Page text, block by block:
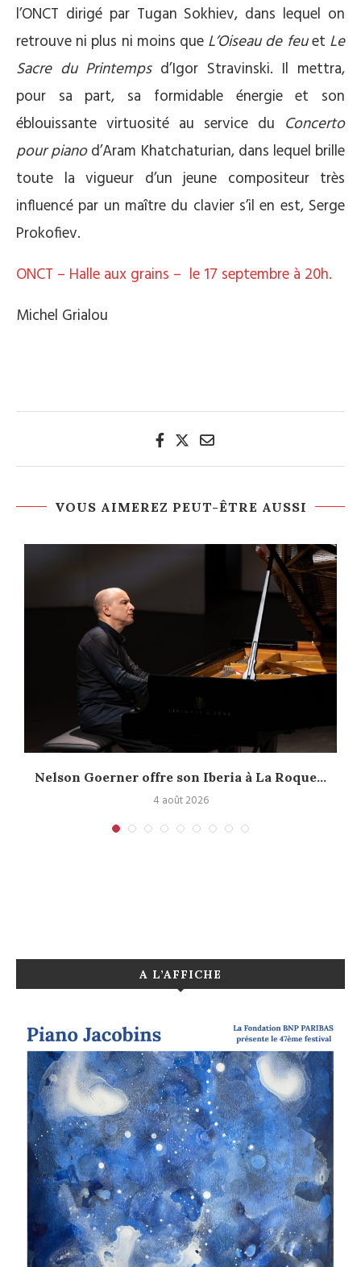
l’ONCT dirigé par Tugan Sokhiev, dans lequel on
retrouve ni plus ni moins que L’Oiseau de feuet Le
Sacre du Printempsd’Igor Stravinski. Il mettra,
pour sa part, sa formidable énergie et son
éblouissante virtuosité au service du Concerto
pour pianod’Aram Khatchaturian, dans lequel brille
toute la vigueur d’un jeune compositeur très
influencé par un maître du clavier s’il en est, Serge
Prokofiev.
ONCT – Halle aux grains – le 17 septembre à 20h.
Michel Grialou
VOUS AIMEREZ PEUT-ÊTRE AUSSI
Nelson Goerner offre son Iberia à La Roque...
4 août 2026
A L’AFFICHE